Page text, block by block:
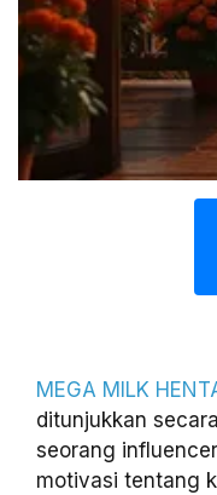
MEGA MILK
ditunjukkan
seorang
motivasi tentang